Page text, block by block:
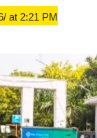
at 2:21 PM